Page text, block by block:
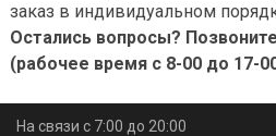
заказ в индивидуальном
Остались вопросы?
(рабочее время с 8-00 до 17-
На связи с 7:00 до 20:00